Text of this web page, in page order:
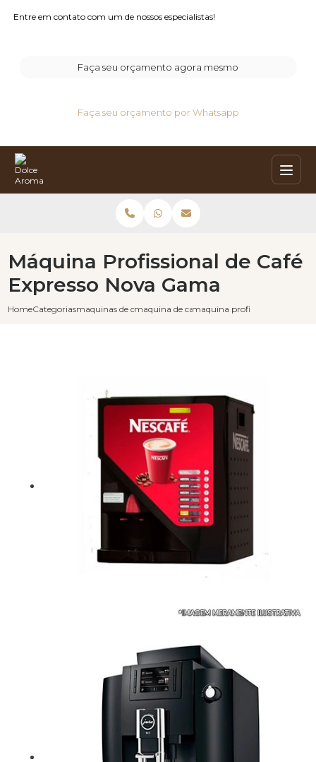
Entre em contato com um de nossos especialistas!
Faça seu orçamento agora mesmo
Faça seu orçamento por Whatsapp
HomeCategoriasmaquinas de cafe expressomaquina de cafe expresso automatica
maquina profissional de cafe
Máquina Profissional de Café
Expresso Nova Gama